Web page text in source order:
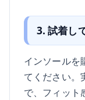
3. 試着し
インソールを
てください。
で、フィット